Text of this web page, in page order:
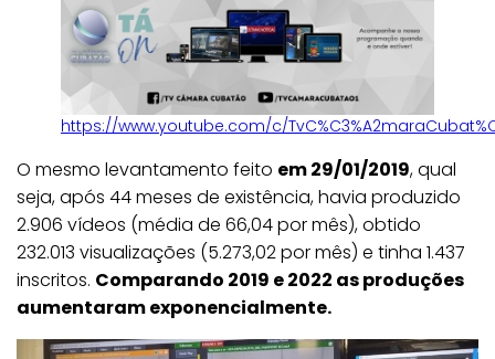
https://www.youtube.com/c/
O mesmo levantamento feito em 29/01/2019, qual
seja, após 44 meses de existência, havia produzido
2.906 vídeos (média de 66,04 por mês), obtido
232.013 visualizações (5.273,02 por mês) e tinha 1.437
inscritos. Comparando 2019 e 2022 as produções
aumentaram exponencialmente.